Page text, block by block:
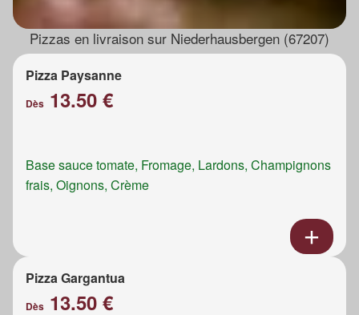
Pizzas en livraison sur Niederhausbergen (67207)
Pizza Paysanne
Dès 13.50 €
Base sauce tomate, Fromage, Lardons, Champignons
frais, Oignons, Crème
Pizza Gargantua
Dès 13.50 €